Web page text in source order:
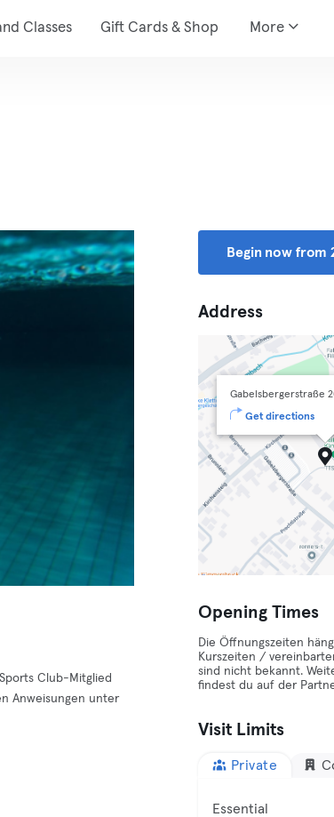
Classes Gift Cards & Shop More
Club-Mitglied
Anweisungen unter
Begin now from
Address
Gabelsbergerstraße
Get directions
Opening Times
Die Öffnungszeiten
Kurszeiten /
sind nicht bekannt.
findest du auf der
Visit Limits
Private
Essential